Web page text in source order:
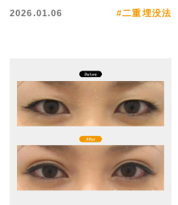
2026.01.06 #二重埋没法